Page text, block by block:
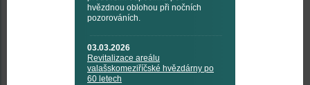
hvězdnou oblohou při nočních
pozorováních.
03.03.2026
Revitalizace areálu
valašskomeziříčské hvězdárny po
60 letech